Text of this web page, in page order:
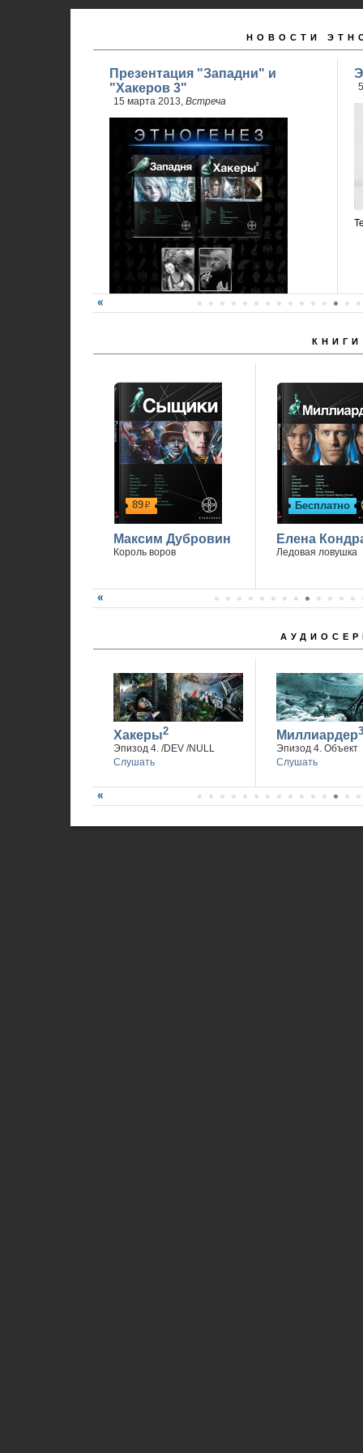
НОВОСТИ
Презентация "Западни" и
"Хакеров 3"
15 марта 2013, Встреча
КНИГИ
89р
Максим Дубровин
Король воров
Бесплатно
Елена
Ледовая ловушка
Хакеры2
Эпизод 4. /DEV /NULL
Слушать
Миллиардер3
Эпизод 4. Объект
Слушать